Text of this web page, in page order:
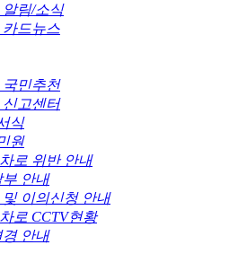
림/소식
카드뉴스
국민추천
신고센터
식
원
로 위반 안내
안내
이의신청 안내
로 CCTV현황
경 안내